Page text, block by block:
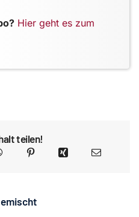
Hier geht es zum
teilen!